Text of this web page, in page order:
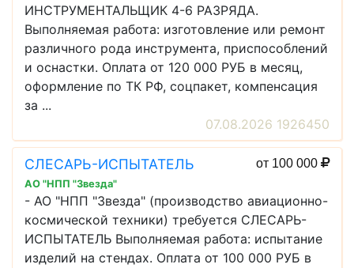
ИНСТРУМЕНТАЛЬЩИК 4-6 РАЗРЯДА.
Выполняемая работа: изготовление или ремонт
различного рода инструмента, приспособлений
и оснастки. Оплата от 120 000 РУБ в месяц,
оформление по ТК РФ, соцпакет, компенсация
за ...
07.08.2026 1926450
СЛЕСАРЬ-ИСПЫТАТЕЛЬ от 100 000
АО "НПП "Звезда"
- АО "НПП "Звезда" (производство авиационно-
космической техники) требуется СЛЕСАРЬ-
ИСПЫТАТЕЛЬ Выполняемая работа: испытание
изделий на стендах. Оплата от 100 000 РУБ в